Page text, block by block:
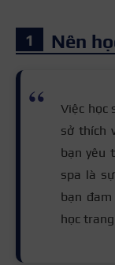
Nên
Việc học
sở thích
bạn yêu
spa là
bạn
học